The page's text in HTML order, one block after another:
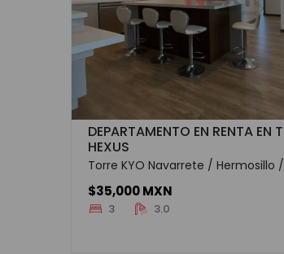
DEPARTAMENTO EN RENTA EN
HEXUS
Torre KYO Navarrete / Hermosillo /
$35,000 MXN
3 3.0